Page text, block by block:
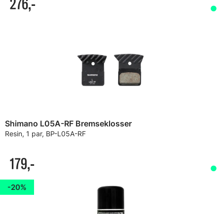
Shimano L05A-RF Bremseklosser
Resin, 1 par, BP-L05A-RF
179,-
20%